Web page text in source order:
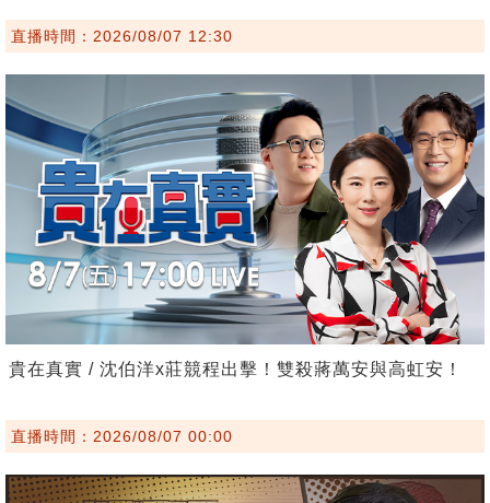
直播時間：2026/08/07 12:30
貴在真實 / 沈伯洋x莊競程出擊！雙殺蔣萬安與高虹安！
直播時間：2026/08/07 00:00